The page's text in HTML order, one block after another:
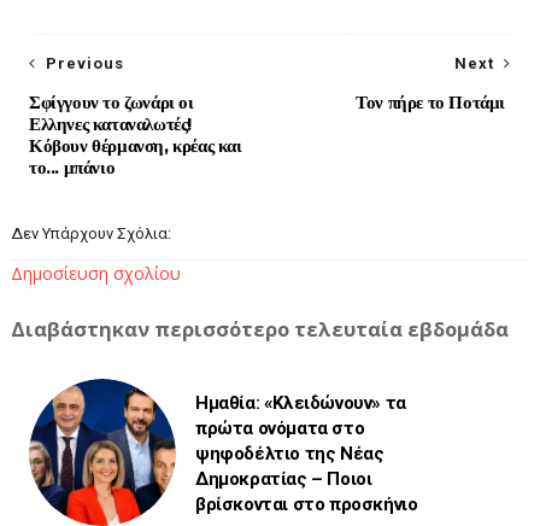
Next
Τον πήρε το Ποτάμι
Previous
Σφίγγουν το ζωνάρι οι
Ελληνες καταναλωτές!
Κόβουν θέρμανση, κρέας και
το... μπάνιο
Δεν Υπάρχουν Σχόλια:
Δημοσίευση σχολίου
Διαβάστηκαν περισσότερο τελευταία εβδομάδα
Ημαθία: «Κλειδώνουν» τα
πρώτα ονόματα στο
ψηφοδέλτιο της Νέας
Δημοκρατίας – Ποιοι
βρίσκονται στο προσκήνιο